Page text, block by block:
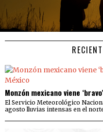
Monzón mexicano viene
El Servicio Meteorológico
agosto lluvias intensas en el